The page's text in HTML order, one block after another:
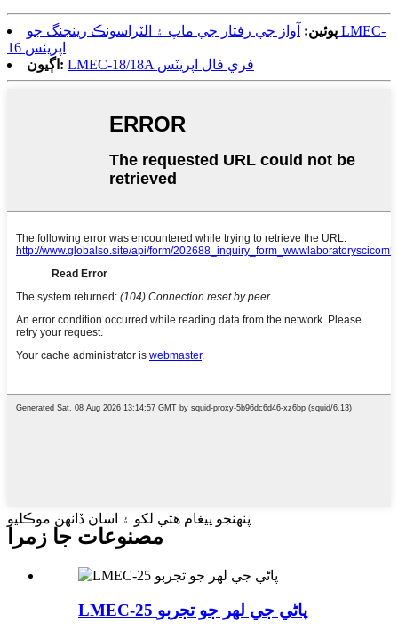
پوئين: آواز جي رفتار جي ماپ ۽ الٽراسونڪ رينجنگ جو LMEC-
16 اپريٽس
اڳيون:
LMEC-18/18A فري فال اپريٽس
پنهنجو پيغام هتي لکو ۽ اسان ڏانهن موڪليو
مصنوعات جا زمرا
LMEC-25 پاڻي جي لهر جو تجربو